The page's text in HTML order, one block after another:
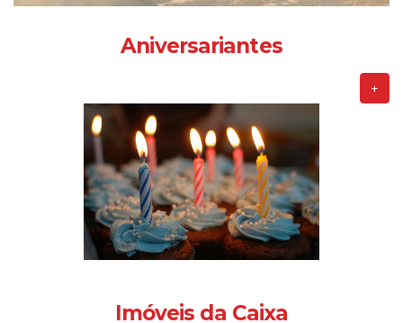
Aniversariantes
+
Imóveis da Caixa